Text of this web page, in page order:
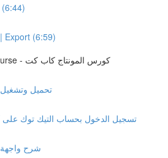
Export (6:59)
Cap cut Desktop Course - كورس المونتاج كاب كت
تحميل وتشغيل
تسجيل الدخول بحساب التيك توك على
شرح واجهة